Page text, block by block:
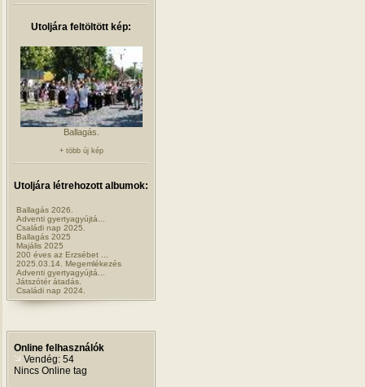
Utoljára feltöltött kép:
Ballagás.
+ több új kép
Utoljára létrehozott albumok:
Ballagás 2026.
Adventi gyertyagyújtá...
Családi nap 2025.
Ballagás 2025
Majális 2025
200 éves az Erzsébet ...
2025.03.14. Megemlékezés
Adventi gyertyagyújtá...
Játszótér átadás.
Családi nap 2024.
Online felhasználók
Vendég: 54
Nincs Online tag